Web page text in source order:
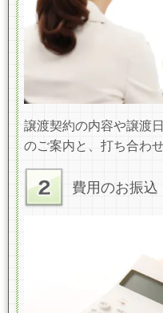
譲渡契約の内容や譲渡日
のご案内と、打ち合わ
費用のお振込